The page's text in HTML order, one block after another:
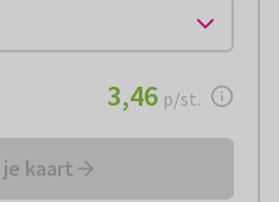
€ 3,46per stuk
3,46 p/st.
kaart